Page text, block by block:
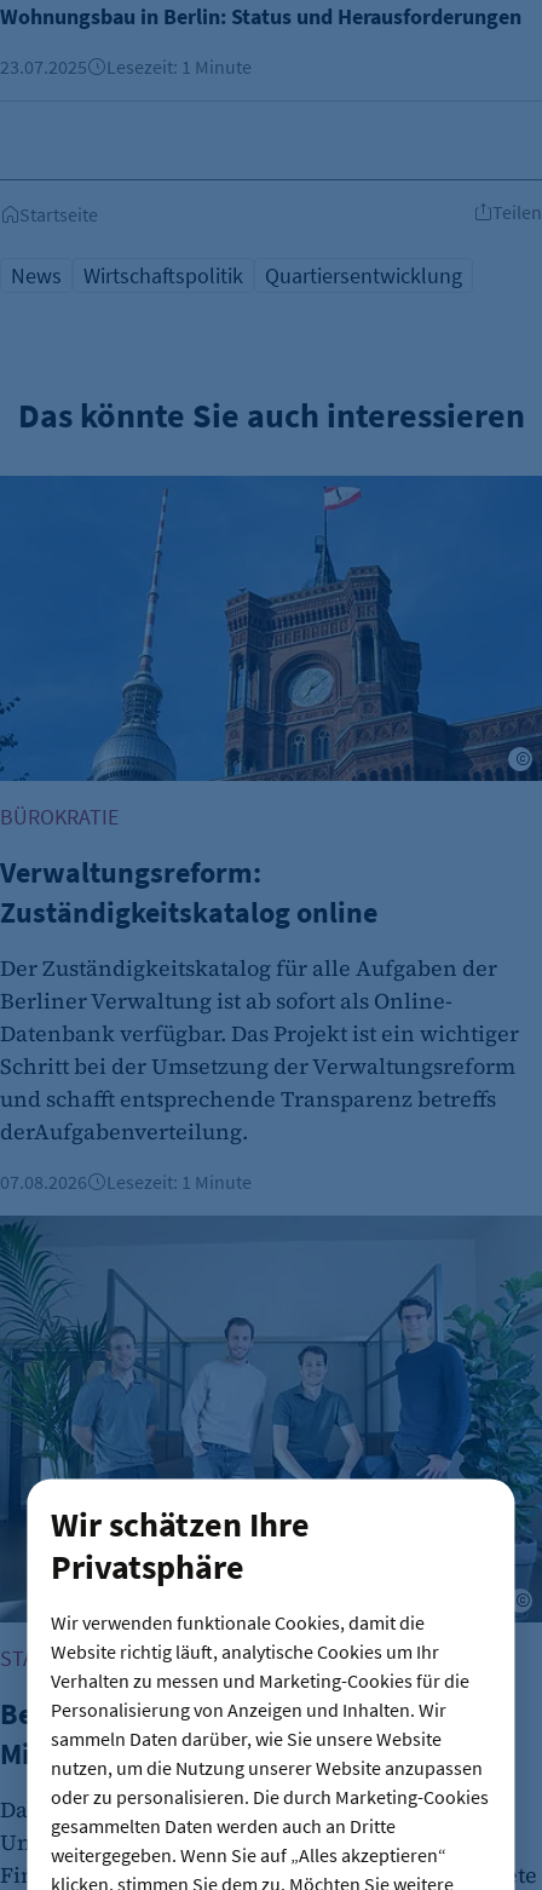
Wir schätzen Ihre
Privatsphäre
Wir verwenden funktionale Cookies, damit die
Website richtig läuft, analytische Cookies um Ihr
Verhalten zu messen und Marketing-Cookies für die
Personalisierung von Anzeigen und Inhalten. Wir
sammeln Daten darüber, wie Sie unsere Website
nutzen, um die Nutzung unserer Website anzupassen
oder zu personalisieren. Die durch Marketing-Cookies
gesammelten Daten werden auch an Dritte
weitergegeben. Wenn Sie auf „Alles akzeptieren“
klicken, stimmen Sie dem zu. Möchten Sie weitere
Wohnungsbau in Berlin: Status und Herausforderungen
23.07.2025 Lesezeit: 1 Minute
Startseite Teilen
News Wirtschaftspolitik Quartiersentwicklung
Das könnte Sie auch interessieren
Verwaltungsreform: Zuständigkeitskatalog online
BÜROKRATIE
Verwaltungsreform:
Zuständigkeitskatalog online
Der Zuständigkeitskatalog für alle Aufgaben der
Berliner Verwaltung ist ab sofort als Online-
Datenbank verfügbar. Das Projekt ist ein wichtiger
Schritt bei der Umsetzung der Verwaltungsreform
und schafft entsprechende Transparenz betreffs
derAufgabenverteilung.
07.08.2026 Lesezeit: 1 Minute
Berliner Fintech Moss erreicht Milliardenbewertung
START-UP-SZENE
Berliner Fintech Moss erreicht
Milliardenbewertung
Das Berliner Fintech-Unternehmen Moss ist zum
Unicorn aufgestiegen. In einer aktuellen
Finanzierungsrunde sammelte das 2019 gegründete